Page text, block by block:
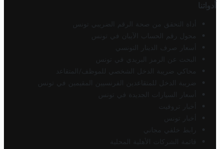
أدواتنا
أداة التحقق من صحة الرقم الضريبي تونس
محول رقم الحساب الآيبان في تونس
أسعار صرف الدينار التونسي
البحث عن الرمز البريدي في تونس
محاكي ضريبة الدخل الشخصي للموظف/المتقاعد
ضريبة الدخل للمتقاعدين الفرنسيين المقيمين في تونس
أسعار السيارات الجديدة في تونس
أخبار تروفيت
أخبار تونس
رابط خلفي مجاني
قائمة الشركات الأهلية المحلية